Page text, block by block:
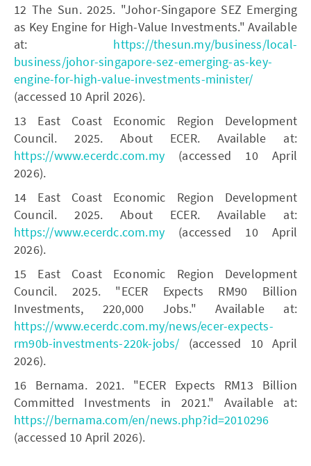
12 The Sun. 2025. "Johor-Singapore SEZ Emerging
as Key Engine for High-Value Investments." Available
at: https://thesun.my/business/local-
business/johor-singapore-sez-emerging-as-key-
engine-for-high-value-investments-minister/
(accessed 10 April 2026).
13 East Coast Economic Region Development
Council. 2025. About ECER. Available at:
https://www.ecerdc.com.my (accessed 10 April
2026).
14 East Coast Economic Region Development
Council. 2025. About ECER. Available at:
https://www.ecerdc.com.my (accessed 10 April
2026).
15 East Coast Economic Region Development
Council. 2025. "ECER Expects RM90 Billion
Investments, 220,000 Jobs." Available at:
https://www.ecerdc.com.my/news/ecer-expects-
rm90b-investments-220k-jobs/ (accessed 10 April
2026).
16 Bernama. 2021. "ECER Expects RM13 Billion
Committed Investments in 2021." Available at:
https://bernama.com/en/news.php?id=2010296
(accessed 10 April 2026).